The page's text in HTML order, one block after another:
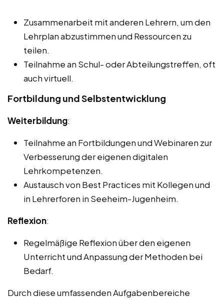
Zusammenarbeit mit anderen Lehrern, um den
Lehrplan abzustimmen und Ressourcen zu
teilen.
Teilnahme an Schul- oder Abteilungstreffen, oft
auch virtuell.
Fortbildung und Selbstentwicklung
Weiterbildung:
Teilnahme an Fortbildungen und Webinaren zur
Verbesserung der eigenen digitalen
Lehrkompetenzen.
Austausch von Best Practices mit Kollegen und
in Lehrerforen in Seeheim-Jugenheim.
Reflexion:
Regelmäßige Reflexion über den eigenen
Unterricht und Anpassung der Methoden bei
Bedarf.
Durch diese umfassenden Aufgabenbereiche